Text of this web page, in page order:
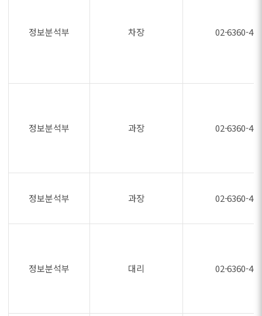
정보분석부 차장 02-6360-
정보분석부 과장 02-6360-
정보분석부 과장 02-6360-
정보분석부 대리 02-6360-